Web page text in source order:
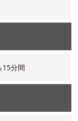
15分間